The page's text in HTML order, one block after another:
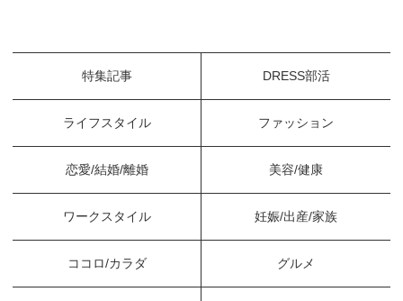
特集記事 DRESS部活
ライフスタイル ファッション
恋愛/結婚/離婚 美容/健康
ワークスタイル 妊娠/出産/家族
ココロ/カラダ グルメ